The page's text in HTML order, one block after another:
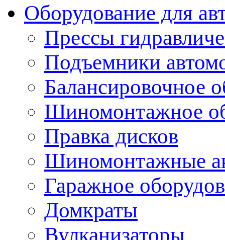
Оборудование для
Прессы
Подъемники
Балансировочное
Шиномонтажное
Правка дисков
Шиномонтажные
Гаражное
Домкраты
Вулканизаторы